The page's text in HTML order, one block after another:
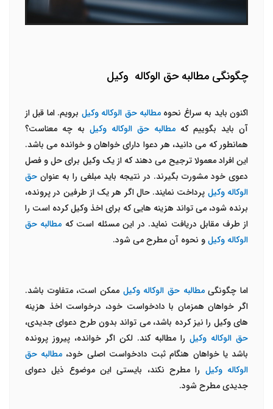
چگونگی مطالبه حق الوکاله وکیل
اکنون باید به سراغ نحوهمطالبه حق الوکاله وکیل برویم. اما قبل از
آن باید بگوییم که مطالبه حق الوکاله وکیل به چه معناست؟
همانطور که می دانید، هر دعوا دارای خواهان و خوانده می باشد.
این افراد معمولا ترجیح می دهند که از یک وکیل برای حل و فصل
دعوی خود مشورت بگیرند. در نتیجه باید مبلغی را به عنوان حق
الوکاله وکیل پرداخت نمایند. حال اگر هر یک از طرفین در پرونده،
برنده شود، می تواند هزینه هایی که برای اخذ وکیل کرده است را
از طرف مقابل دریافت نماید. در این مسئله است که مطالبه حق
الوکاله وکیلو نحوه آن مطرح می شود.
اما چگونگیمطالبه حق الوکاله وکیل ممکن است، متفاوت باشد.
اگر خواهان همزمان با دادخواست خود، درخواست اخذ هزینه
های وکیل را نیز کرده باشد، می تواند بدون طرح دعوای جدیدی،
حق الوکاله وکیل را مطالبه کند. لکن اگر خوانده، پیروز پرونده
باشد یا خواهان هنگام ثبت دادخواست اصلی خود، مطالبه حق
الوکاله وکیل را مطرح نکند، بایستی این موضوع ذیل دعوای
جدیدی مطرح شود.